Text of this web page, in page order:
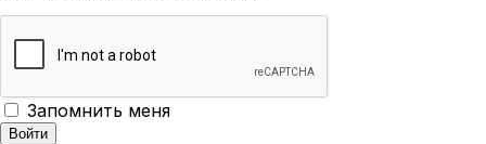
Запомнить меня